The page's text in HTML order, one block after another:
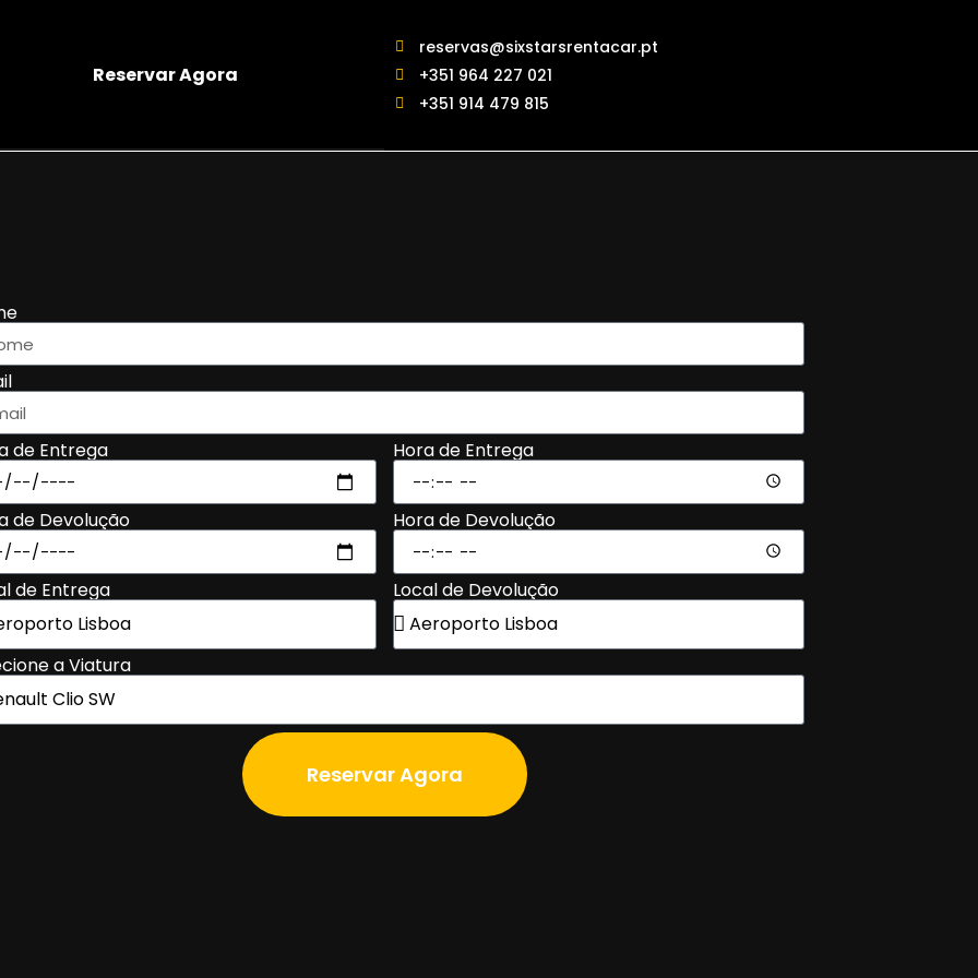
Reservar Agora
reservas@sixstarsrentacar.pt
+351 964 227 021
+351 914 479 815
de Entrega Hora de Entrega
de Devolução Hora de Devolução
de Entrega Local de Devolução
a Viatura
Reservar Agora